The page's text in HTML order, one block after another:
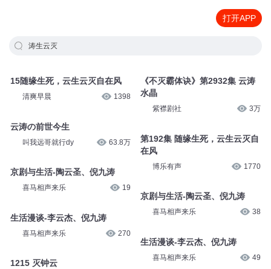
打开APP
涛生云灭
15随缘生死，云生云灭自在风
清爽早晨 1398
云涛の前世今生
叫我远哥就行dy 63.8万
京剧与生活-陶云圣、倪九涛
喜马相声来乐 19
生活漫谈-李云杰、倪九涛
喜马相声来乐 270
1215 灭钟云
《不灭霸体诀》第2932集 云涛
水晶
紫襟剧社 3万
第192集 随缘生死，云生云灭自
在风
博乐有声 1770
京剧与生活-陶云圣、倪九涛
喜马相声来乐 38
生活漫谈-李云杰、倪九涛
喜马相声来乐 49